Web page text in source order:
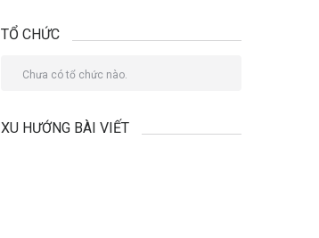
TỔ CHỨC
Chưa có tổ chức nào.
XU HƯỚNG BÀI VIẾT